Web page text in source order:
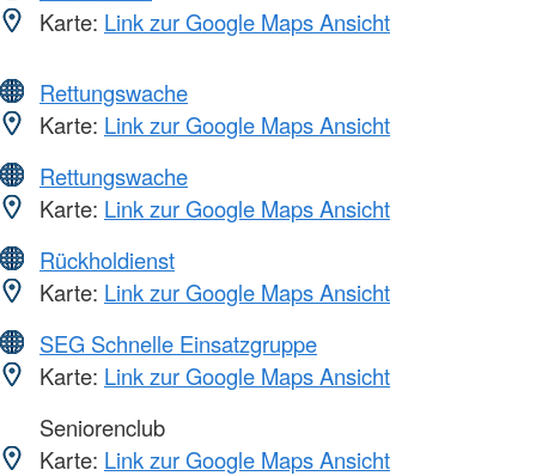
Karte: Link zur Google Maps Ansicht
Rettungswache
Karte: Link zur Google Maps Ansicht
Rettungswache
Karte: Link zur Google Maps Ansicht
Rückholdienst
Karte: Link zur Google Maps Ansicht
SEG Schnelle Einsatzgruppe
Karte: Link zur Google Maps Ansicht
Seniorenclub
Karte: Link zur Google Maps Ansicht